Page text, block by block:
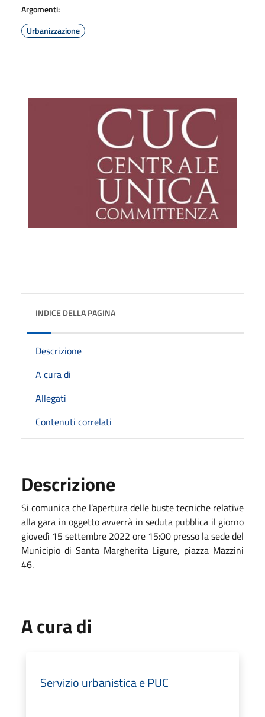
Argomenti:
Urbanizzazione
INDICE DELLA PAGINA
Descrizione
A cura di
Allegati
Contenuti correlati
Descrizione
Si comunica che l’apertura delle buste tecniche relative
alla gara in oggetto avverrà in seduta pubblica il giorno
giovedì 15 settembre 2022 ore 15:00 presso la sede del
Municipio di Santa Margherita Ligure, piazza Mazzini
46.
A cura di
Servizio urbanistica e PUC